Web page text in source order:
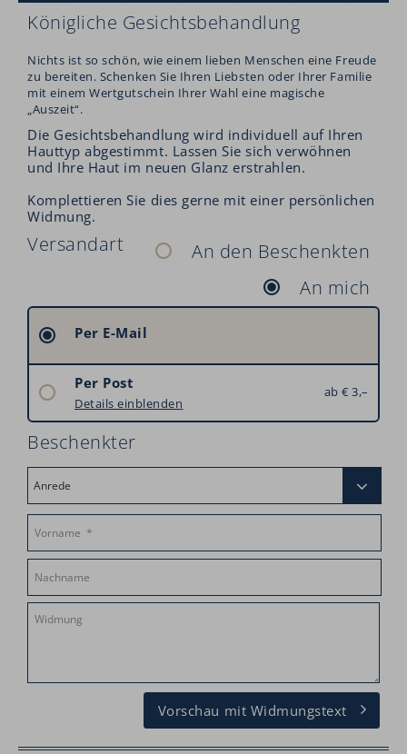
Königliche Gesichtsbehandlung
Nichts ist so schön, wie einem lieben Menschen eine Freude
zu bereiten. Schenken Sie Ihren Liebsten oder Ihrer Familie
mit einem Wertgutschein Ihrer Wahl eine magische
„Auszeit“.
Die Gesichtsbehandlung wird individuell auf Ihren
Hauttyp abgestimmt. Lassen Sie sich verwöhnen
und Ihre Haut im neuen Glanz erstrahlen.
Komplettieren Sie dies gerne mit einer persönlichen
Widmung.
Versandart
An den Beschenkten
An mich
Per E-Mail
ab € 3,–
Per Post
Details einblenden
Österreich: € 3,–
Deutschland: € 6,–
Beschenkter
Vorschau mit Widmungstext